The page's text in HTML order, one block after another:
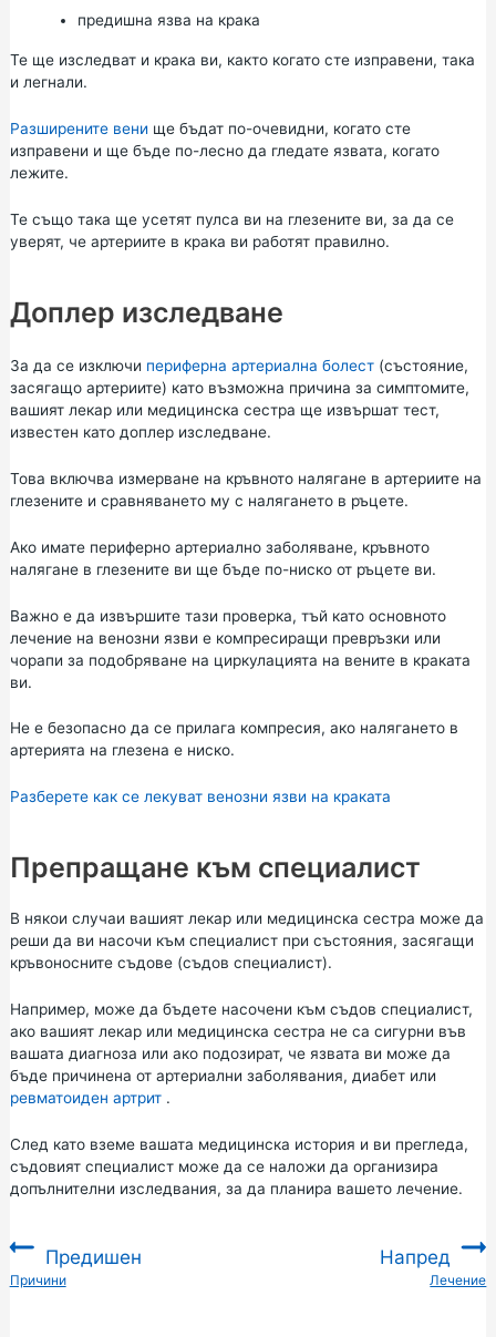
предишна язва на крака
Те ще изследват и крака ви, както когато сте изправени, така
и легнали.
Разширените вени ще бъдат по-очевидни, когато сте
изправени и ще бъде по-лесно да гледате язвата, когато
лежите.
Те също така ще усетят пулса ви на глезените ви, за да се
уверят, че артериите в крака ви работят правилно.
Доплер изследване
За да се изключи периферна артериална болест(състояние,
засягащо артериите) като възможна причина за симптомите,
вашият лекар или медицинска сестра ще извършат тест,
известен като доплер изследване.
Това включва измерване на кръвното налягане в артериите на
глезените и сравняването му с налягането в ръцете.
Ако имате периферно артериално заболяване, кръвното
налягане в глезените ви ще бъде по-ниско от ръцете ви.
Важно е да извършите тази проверка, тъй като основното
лечение на венозни язви е компресиращи превръзки или
чорапи за подобряване на циркулацията на вените в краката
ви.
Не е безопасно да се прилага компресия, ако налягането в
артерията на глезена е ниско.
Разберете как се лекуват венозни язви на краката
Препращане към специалист
В някои случаи вашият лекар или медицинска сестра може да
реши да ви насочи към специалист при състояния, засягащи
кръвоносните съдове (съдов специалист).
Например, може да бъдете насочени към съдов специалист,
ако вашият лекар или медицинска сестра не са сигурни във
вашата диагноза или ако подозират, че язвата ви може да
бъде причинена от артериални заболявания, диабет или
ревматоиден артрит.
След като вземе вашата медицинска история и ви прегледа,
съдовият специалист може да се наложи да организира
допълнителни изследвания, за да планира вашето лечение.
Предишен
:Причини
Напред
Лечение